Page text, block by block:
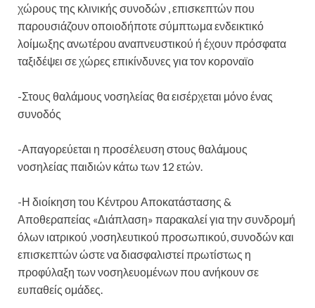
χώρους της κλινικής συνοδών , επισκεπτών που
παρουσιάζουν οποιοδήποτε σύμπτωμα ενδεικτικό
λοίμωξης ανωτέρου αναπνευστικού ή έχουν πρόσφατα
ταξιδέψει σε χώρες επικίνδυνες για τον κοροναϊο
-Στους θαλάμους νοσηλείας θα εισέρχεται μόνο ένας
συνοδός
-Απαγορεύεται η προσέλευση στους θαλάμους
νοσηλείας παιδιών κάτω των 12 ετών.
-Η διοίκηση του Κέντρου Αποκατάστασης &
Αποθεραπείας «Διάπλαση» παρακαλεί για την συνδρομή
όλων ιατρικού ,νοσηλευτικού προσωπικού, συνοδών και
επισκεπτών ώστε να διασφαλιστεί πρωτίστως η
προφύλαξη των νοσηλευομένων που ανήκουν σε
ευπαθείς ομάδες.